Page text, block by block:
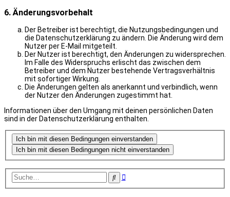
6. Änderungsvorbehalt
Der Betreiber ist berechtigt, die Nutzungsbedingungen und
die Datenschutzerklärung zu ändern. Die Änderung wird dem
Nutzer per E-Mail mitgeteilt.
Der Nutzer ist berechtigt, den Änderungen zu widersprechen.
Im Falle des Widerspruchs erlischt das zwischen dem
Betreiber und dem Nutzer bestehende Vertragsverhältnis
mit sofortiger Wirkung.
Die Änderungen gelten als anerkannt und verbindlich, wenn
der Nutzer den Änderungen zugestimmt hat.
Informationen über den Umgang mit deinen persönlichen Daten
sind in der Datenschutzerklärung enthalten.
SucheErweiterte